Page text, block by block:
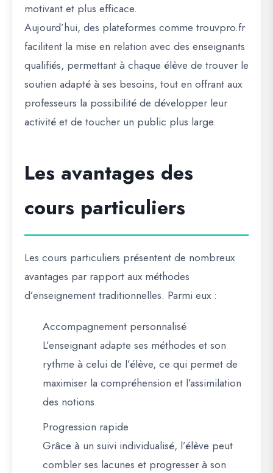
motivant et plus efficace.
Aujourd’hui, des plateformes comme trouvpro.fr
facilitent la mise en relation avec des enseignants
qualifiés, permettant à chaque élève de trouver le
soutien adapté à ses besoins, tout en offrant aux
professeurs la possibilité de développer leur
activité et de toucher un public plus large.
Les avantages des
cours particuliers
Les cours particuliers présentent de nombreux
avantages par rapport aux méthodes
d’enseignement traditionnelles. Parmi eux :
Accompagnement personnalisé
L’enseignant adapte ses méthodes et son
rythme à celui de l’élève, ce qui permet de
maximiser la compréhension et l’assimilation
des notions.
Progression rapide
Grâce à un suivi individualisé, l’élève peut
combler ses lacunes et progresser à son